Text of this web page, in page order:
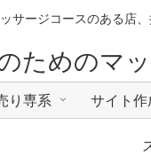
ージコースのある店
めのマッ
り専系 サイト